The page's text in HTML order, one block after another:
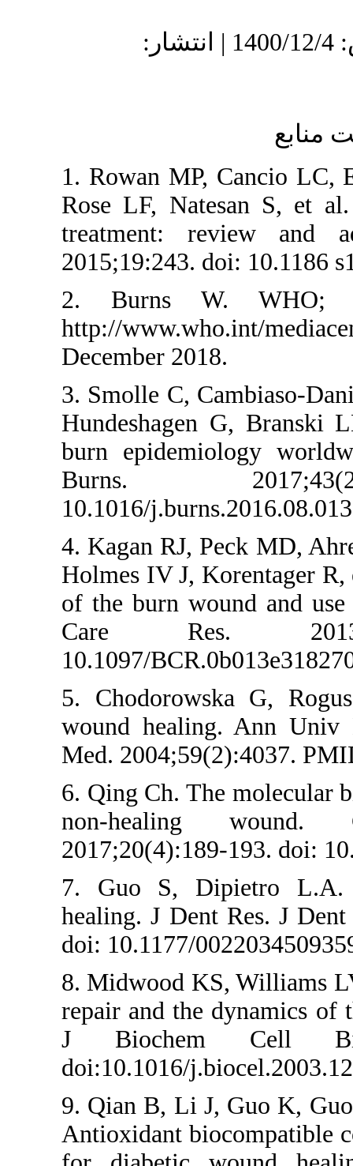
8/16 | پذیرش: 1400/12/4 | انتشار:
1. Rowan
Rose LF,
treatment:
2015;19:243.
2. Burns
http://
December
3. Smolle C,
burn
Burns.
10.1016/
4. Kagan RJ,
Holmes IV J,
of the burn
Care
10.1097/
5.
wound
Med.
6. Qing Ch.
non-
7. Guo S,
healing. J
doi: 10.1177/
8. Midwood
repair and the
J
doi:10.1016/
9. Qian B, Li
Antioxidant